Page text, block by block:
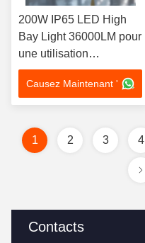
Contacts
200W IP65 LED High
Bay Light 36000LM pour
une utilisation
industrielle dans un
entrepôt
Causez Maintenant '
1 2 3 4